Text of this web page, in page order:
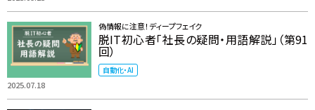
2025.07.18
偽情報に注意！ディープフェイク
脱IT初心者「社長の疑問・用語解説」（第91
回）
自動化・AI